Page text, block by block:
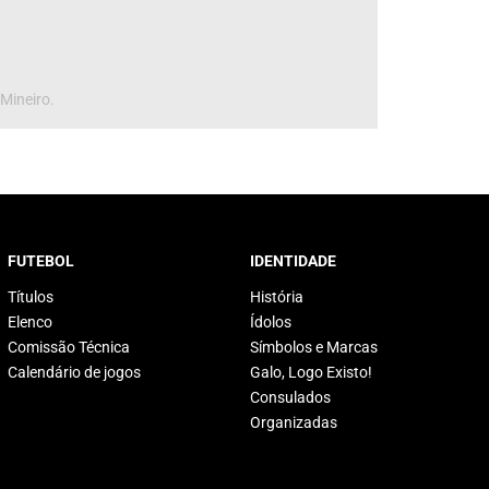
FUTEBOL
Títulos
Elenco
Comissão Técnica
Calendário de jogos
IDENTIDADE
História
Ídolos
Símbolos e Marcas
Galo, Logo Existo!
Consulados
Organizadas